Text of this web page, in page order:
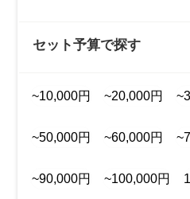
セット予算で探す
~10,000円 ~20,000円
~50,000円 ~60,000円
~90,000円 ~100,000円